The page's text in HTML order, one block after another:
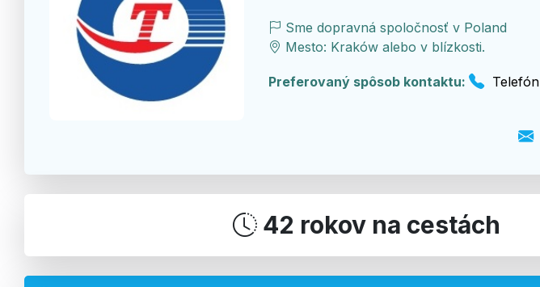
Sme dopravná spoločnosť v Poland
Mesto: Kraków alebo v blízkosti.
Preferovaný spôsob kontaktu: Telefón
42 rokov na cestách